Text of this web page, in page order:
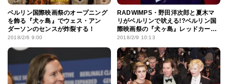
ベルリン国際映画祭のオープニング
を飾る『犬ヶ島』でウェス・アン
ダーソンのセンスが炸裂する！
2018/2/6 9:00
RADWIMPS・野田洋次郎と夏木マ
リがベルリンで吠える!?ベルリン国
際映画祭の『犬ヶ島』レッドカー
ペットに日本人キャストが参加！
2018/2/9 10:13